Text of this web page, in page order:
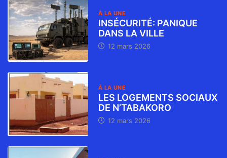
À LA UNE
INSÉCURITÉ: PANIQUE
DANS LA VILLE
12 mars 2026
À LA UNE
LES LOGEMENTS SOCIAUX
DE N’TABAKORO
12 mars 2026